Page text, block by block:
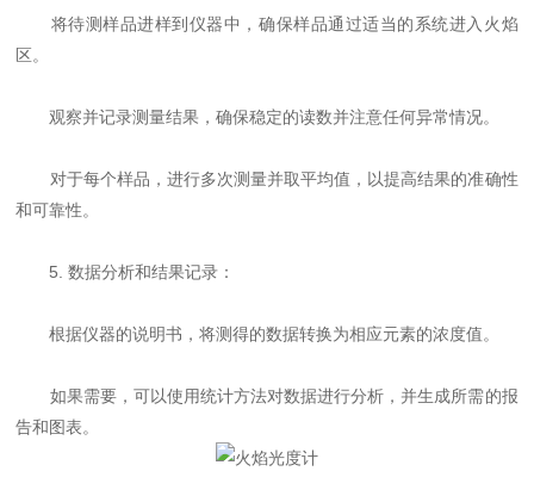
将待测样品进样到仪器中，确保样品通过适当的系统进入火焰
区。
观察并记录测量结果，确保稳定的读数并注意任何异常情况。
对于每个样品，进行多次测量并取平均值，以提高结果的准确性
和可靠性。
5. 数据分析和结果记录：
根据仪器的说明书，将测得的数据转换为相应元素的浓度值。
如果需要，可以使用统计方法对数据进行分析，并生成所需的报
告和图表。